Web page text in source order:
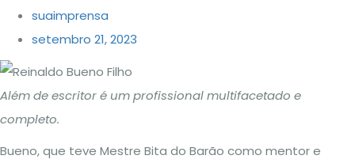
suaimprensa
setembro 21, 2023
Além de escritor é um profissional multifacetado e
completo.
Bueno, que teve Mestre Bita do Barão como mentor e